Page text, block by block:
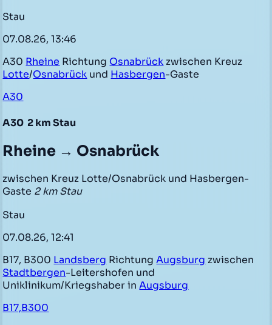
Stau
07.08.26, 13:46
A30 Rheine Richtung Osnabrück zwischen Kreuz
Lotte/Osnabrück und Hasbergen-Gaste
A30
A30 2 km Stau
Rheine → Osnabrück
zwischen Kreuz Lotte/Osnabrück und Hasbergen-
Gaste 2 km Stau
Stau
07.08.26, 12:41
B17, B300 Landsberg RichtungAugsburg zwischen
Stadtbergen-Leitershofen und
Uniklinikum/Kriegshaber inAugsburg
B17,B300